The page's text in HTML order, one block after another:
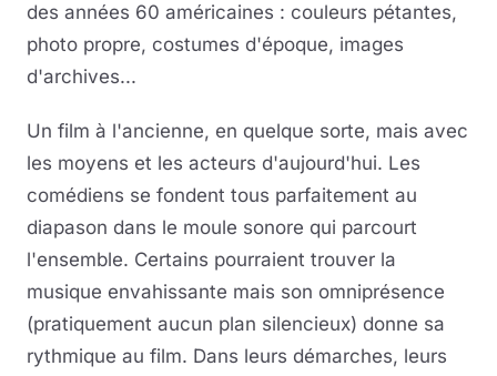
des années 60 américaines : couleurs pétantes,
photo propre, costumes d'époque, images
d'archives...
Un film à l'ancienne, en quelque sorte, mais avec
les moyens et les acteurs d'aujourd'hui. Les
comédiens se fondent tous parfaitement au
diapason dans le moule sonore qui parcourt
l'ensemble. Certains pourraient trouver la
musique envahissante mais son omniprésence
(pratiquement aucun plan silencieux) donne sa
rythmique au film. Dans leurs démarches, leurs